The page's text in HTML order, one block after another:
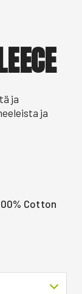
ja
ja
Cotton